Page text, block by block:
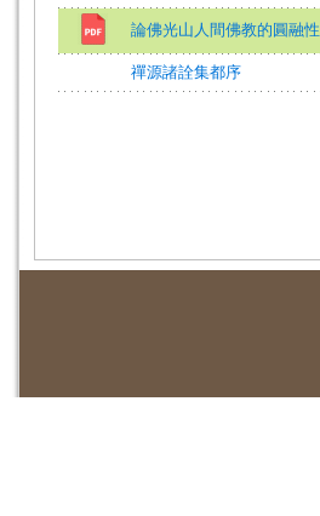
論佛光山人間佛教的圓融性
禪源諸詮集都序